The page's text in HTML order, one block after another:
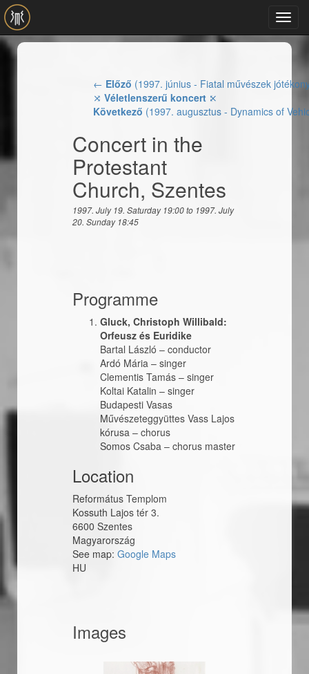
Skip to main content
← Előző (1997. június - Fiatal művészek
⤨ Véletlenszerű koncert ⤪
Következő (1997. augusztus - Dynamics of
Concert in the
Protestant
Church, Szentes
1997. July 19. Saturday 19:00to 1997. July
20. Sunday 18:45
Programme
Gluck, Christoph Willibald:
Orfeusz és Euridike
Bartal László – conductor
Ardó Mária – singer
Clementis Tamás – singer
Koltai Katalin – singer
Budapesti Vasas
Művészeteggyüttes Vass Lajos
kórusa – chorus
Somos Csaba – chorus master
Location
Református Templom
Kossuth Lajos tér 3.
6600 Szentes
Magyarország
See map: Google Maps
HU
Images